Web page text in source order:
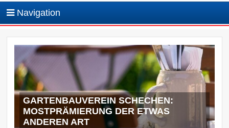
Navigation
GARTENBAUVEREIN SCHECHEN:
MOSTPRÄMIERUNG DER ETWAS
ANDEREN ART